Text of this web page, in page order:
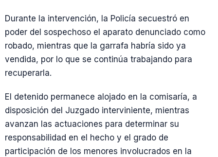
Durante la intervención, la Policía secuestró en
poder del sospechoso el aparato denunciado como
robado, mientras que la garrafa habría sido ya
vendida, por lo que se continúa trabajando para
recuperarla.
El detenido permanece alojado en la comisaría, a
disposición del Juzgado interviniente, mientras
avanzan las actuaciones para determinar su
responsabilidad en el hecho y el grado de
participación de los menores involucrados en la